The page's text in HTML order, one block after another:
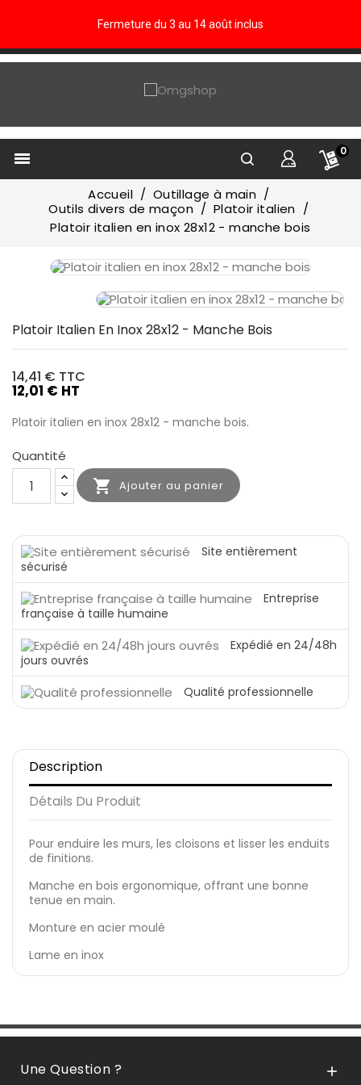
Fermeture du 3 au 14 août inclus
 0
Accueil
Outillage à main
Outils divers de maçon
Platoir italien
Platoir italien en inox 28x12 - manche bois
Platoir Italien En Inox 28x12 - Manche Bois
14,41 € TTC
12,01 € HT
Platoir italien en inox 28x12 - manche bois.
Quantité
 Ajouter au panier
Site entièrement
sécurisé
Entreprise
française à taille humaine
Expédié en 24/48h
jours ouvrés
Qualité professionnelle
Description
Détails Du Produit
Pour enduire les murs, les cloisons et lisser les enduits
de finitions.
Manche en bois ergonomique, offrant une bonne
tenue en main.
Monture en acier moulé
Lame en inox
Une Question ? 